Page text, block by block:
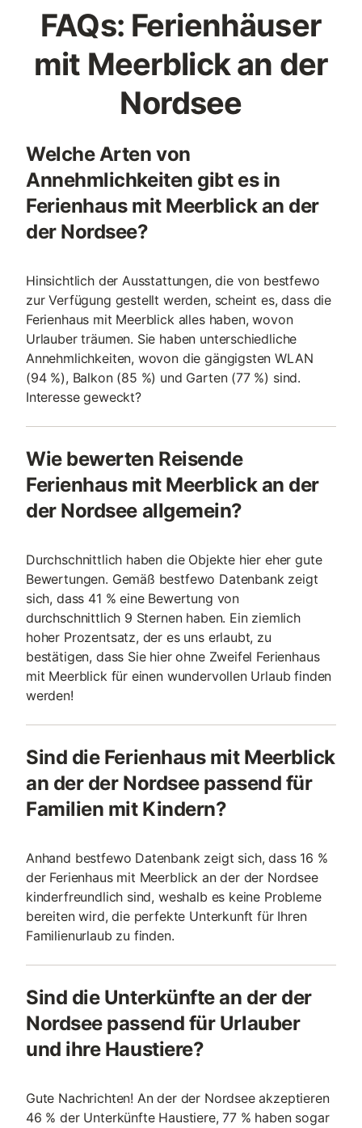
FAQs: Ferienhäuser
mit Meerblick an der
Nordsee
Welche Arten von
Annehmlichkeiten gibt es in
Ferienhaus mit Meerblick an der
der Nordsee?
Hinsichtlich der Ausstattungen, die von bestfewo
zur Verfügung gestellt werden, scheint es, dass die
Ferienhaus mit Meerblick alles haben, wovon
Urlauber träumen. Sie haben unterschiedliche
Annehmlichkeiten, wovon die gängigsten WLAN
(94 %), Balkon (85 %) und Garten (77 %) sind.
Interesse geweckt?
Wie bewerten Reisende
Ferienhaus mit Meerblick an der
der Nordsee allgemein?
Durchschnittlich haben die Objekte hier eher gute
Bewertungen. Gemäß bestfewo Datenbank zeigt
sich, dass 41 % eine Bewertung von
durchschnittlich 9 Sternen haben. Ein ziemlich
hoher Prozentsatz, der es uns erlaubt, zu
bestätigen, dass Sie hier ohne Zweifel Ferienhaus
mit Meerblick für einen wundervollen Urlaub finden
werden!
Sind die Ferienhaus mit Meerblick
an der der Nordsee passend für
Familien mit Kindern?
Anhand bestfewo Datenbank zeigt sich, dass 16 %
der Ferienhaus mit Meerblick an der der Nordsee
kinderfreundlich sind, weshalb es keine Probleme
bereiten wird, die perfekte Unterkunft für Ihren
Familienurlaub zu finden.
Sind die Unterkünfte an der der
Nordsee passend für Urlauber
und ihre Haustiere?
Gute Nachrichten! An der der Nordsee akzeptieren
46 % der Unterkünfte Haustiere, 77 % haben sogar